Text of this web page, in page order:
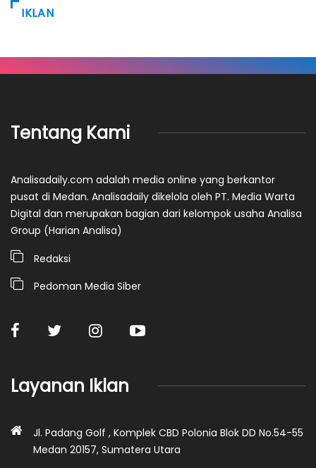
IKLAN
Tentang Kami
Analisadaily.com adalah media online yang berkantor
pusat di Medan. Analisadaily dikelola oleh PT. Media Warta
Digital dan merupakan bagian dari kelompok usaha Analisa
Group (Harian Analisa)
Redaksi
Pedoman Media Siber
Layanan Iklan
Jl. Padang Golf , Komplek CBD Polonia Blok DD No.54-55
Medan 20157, Sumatera Utara